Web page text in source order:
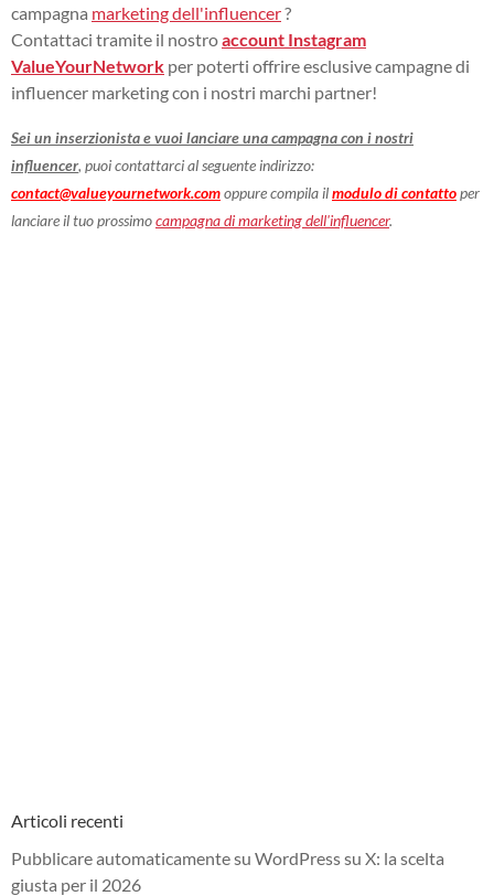
campagna marketing dell'influencer?
Contattaci tramite il nostroaccount Instagram
ValueYourNetwork per poterti offrire esclusive campagne di
influencer marketing con i nostri marchi partner!
Sei un inserzionista e vuoi lanciare una campagna con i nostri
influencer, puoi contattarci al seguente indirizzo:
contact@valueyournetwork.comoppure compila ilmodulo di contattoper
lanciare il tuo prossimocampagna di marketing dell'influencer.
Articoli recenti
Pubblicare automaticamente su WordPress su X: la scelta
giusta per il 2026